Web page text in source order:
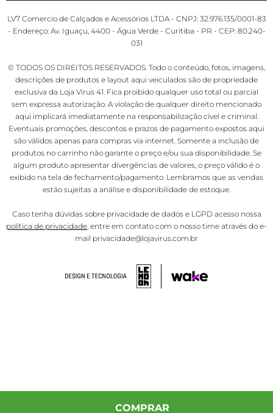
COMPRAR
LV7 Comercio de Calçados e Acessórios LTDA - CNPJ: 32.976.135/0001-83
- Endereço: Av. Iguaçu, 4400 - Água Verde - Curitiba - PR - CEP: 80.240-
031
© TODOS OS DIREITOS RESERVADOS. Todo o conteúdo, fotos, imagens,
descrições de produtos e layout aqui veiculados são de propriedade
exclusiva da Loja Virus 41. Fica proibido qualquer uso total ou parcial
sem expressa autorização. A violação de qualquer direito mencionado
aqui implicará imediatamente na responsabilização cível e criminal.
Eventuais promoções, descontos e prazos de pagamento expostos aqui
são válidos apenas para compras via internet. Somente a inclusão de
produtos no carrinho não garante o preço e/ou sua disponibilidade. Se
algum produto apresentar divergências de valores, o preço válido é o
exibido na tela de fechamento/pagamento. Lembramos que as vendas
estão sujeitas a análise e disponibilidade de estoque.
Caso tenha dúvidas sobre privacidade de dados e LGPD acesso nossa
política de privacidade, entre em contato com o nosso time através do e-
mail privacidade@lojavirus.com.br